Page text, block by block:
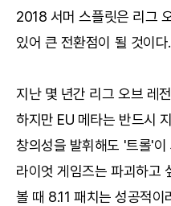
2018 서머 스플릿은 리그
있어 큰 전환점이 될 것이다.
지난 몇 년간 리그 오브 레
하지만 EU 메타는 반드시
창의성을 발휘해도 '트롤'
라이엇 게임즈는 파괴하고
볼 때 8.11 패치는 성공적